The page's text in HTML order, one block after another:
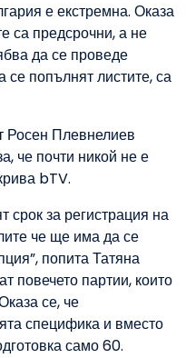
е екстремна. Оказа
са предсрочни, а не
да се проведе
се попълнят листите, са
Росен Плевнелиев
че почти никой не е
bTV.
срок за регистрация на
че ще има да се
попита Татяна
повечето партии, които
се, че
специфика и вместо
само 60.